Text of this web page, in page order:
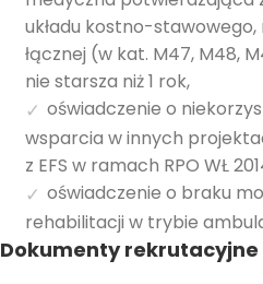
układu kostno-
łącznej (w kat. M47, M48,
nie starsza niż 1 rok,
oświadczenie o
wsparcia w innych
z EFS w ramach RPO WŁ
oświadczenie o braku
rehabilitacji w trybie
Dokumenty rekrutacyjne